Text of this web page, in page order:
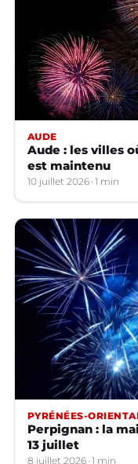
AUDE
Aude : les villes
est maintenu
10 juillet 2026 1 min
PYRÉNÉES-
Perpignan : la
13 juillet
8 juillet 2026 1 min